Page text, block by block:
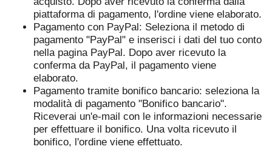
piattaforma di pagamento, l'ordine viene elaborato.
Pagamento con PayPal: Seleziona il metodo di
pagamento "PayPal" e inserisci i dati del tuo conto
nella pagina PayPal. Dopo aver ricevuto la
conferma da PayPal, il pagamento viene
elaborato.
Pagamento tramite bonifico bancario: seleziona la
modalità di pagamento "Bonifico bancario".
Riceverai un'e-mail con le informazioni necessarie
per effettuare il bonifico. Una volta ricevuto il
bonifico, l'ordine viene effettuato.